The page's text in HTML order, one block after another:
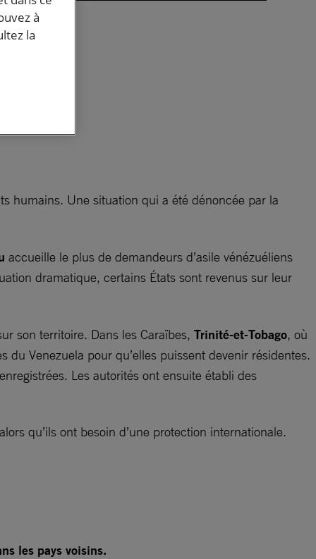
humains. Une situation qui a été dénoncée par la
accueille le plus de demandeurs d’asile vénézuéliens
dramatique, certains États sont revenus sur leur
son territoire. Dans les Caraïbes, Trinité-et-Tobago, où
du Venezuela pour qu’elles puissent devenir résidentes.
Les autorités ont ensuite établi des
qu’ils ont besoin d’une protection internationale.
les pays voisins.
à
la